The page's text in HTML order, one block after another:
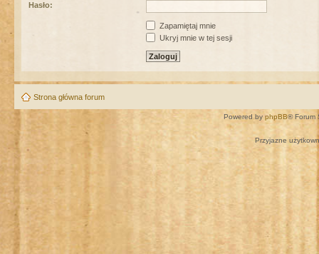
Hasło:
Zapamiętaj mnie
Ukryj mnie w tej sesji
Strona główna forum
Powered by phpBB® Forum
Przyjazne